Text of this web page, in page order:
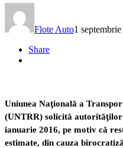
Flote Auto1
Share
Uniunea Naţională a
(UNTRR) solicită autorităţilor
ianuarie 2016, pe motiv că
estimate, din cauza